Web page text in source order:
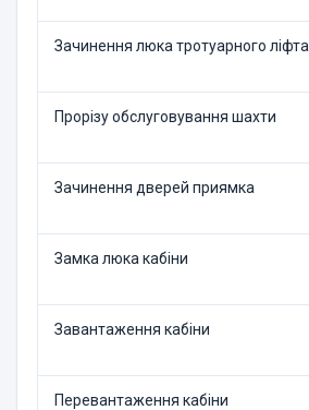
Зачинення люка тротуарного ліфта
Прорізу обслуговування шахти
Зачинення дверей приямка
Замка люка кабіни
Завантаження кабіни
Перевантаження кабіни